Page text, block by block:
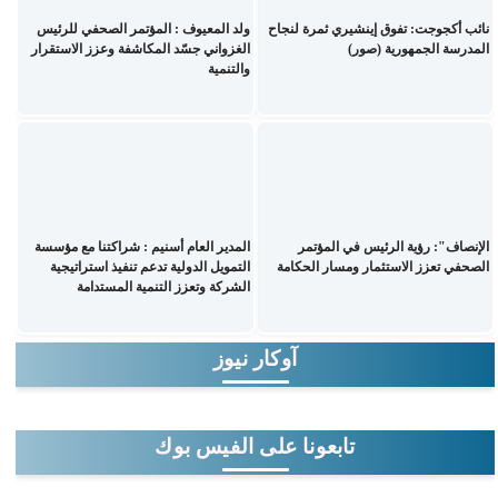
نائب أكجوجت: تفوق إينشيري ثمرة لنجاح
المدرسة الجمهورية (صور)
ولد المعيوف : المؤتمر الصحفي للرئيس
الغزواني جسّد المكاشفة وعزز الاستقرار
والتنمية
الإنصاف": رؤية الرئيس في المؤتمر
الصحفي تعزز الاستثمار ومسار الحكامة
المدير العام أسنيم : شراكتنا مع مؤسسة
التمويل الدولية تدعم تنفيذ استراتيجية
الشركة وتعزز التنمية المستدامة
آوكار نيوز
تابعونا على الفيس بوك